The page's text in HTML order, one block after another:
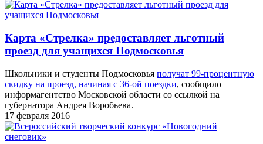
Карта «Стрелка» предоставляет льготный
проезд для учащихся Подмосковья
Школьники и студенты Подмосковья получат 99-процентную
скидку на проезд, начиная с 36-ой поездки, сообщило
информагентство Московской области со ссылкой на
губернатора Андрея Воробьева.
17 февраля 2016